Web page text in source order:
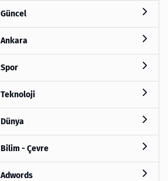
Güncel
Ankara
Spor
Teknoloji
Dünya
Bilim - Çevre
Adwords